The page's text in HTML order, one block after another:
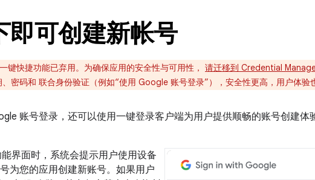
即可创建新帐号
键快捷功能已弃用。为确保应用的安全性与可用性， 请迁移到 Credential
密码和 联合身份验证（例如“使用 Google 账号登录”），安全性更高，用户体验
账号登录，还可以使用一键登录客户端为用户提供顺畅的账号创建体
界面时，系统会提示用户使用设备
为您的应用创建新账号。如果用户